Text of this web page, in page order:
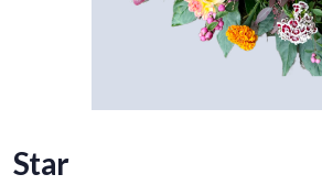
Star